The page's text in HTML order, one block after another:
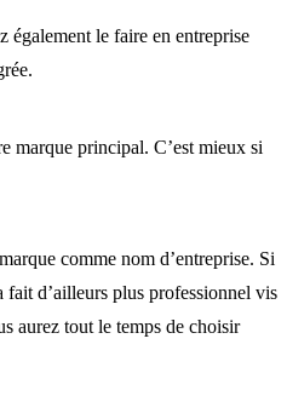
également le faire en entreprise
marque principal. C’est mieux si
comme nom d’entreprise. Si
fait d’ailleurs plus professionnel vis
aurez tout le temps de choisir